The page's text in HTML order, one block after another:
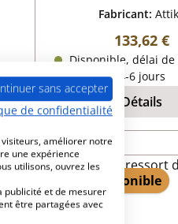
Fabricant:
Prix
133,62 €
Disponible, délai
4-6 jours
Détails
Seul 1 disponible
sans accepter
de confidentialité
améliorer notre
une expérience
utilisons, ouvrez les
publicité et de mesurer
être partagées avec